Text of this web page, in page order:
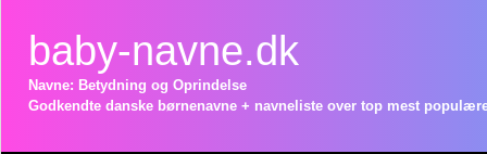
baby-navne.dk
Navne: Betydning og Oprindelse
Godkendte danske børnenavne + navneliste over top mest